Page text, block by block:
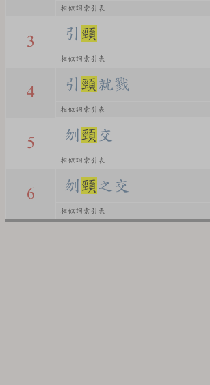
相似詞索引表
3 引 頸
相似詞索引表
4 引 頸 就戮
相似詞索引表
5 刎頸 交
相似詞索引表
6 刎頸 之交
相似詞索引表